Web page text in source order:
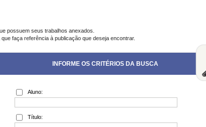
possuem seus trabalhos anexados.
faça referência à publicação que deseja encontrar.
INFORME OS CRITÉRIOS DA BUSCA
Aluno:
Título: